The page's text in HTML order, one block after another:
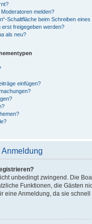
melden?
Schaltfläche beim Schreiben
freigegeben werden?
als neu?
einfügen?
unbedingt zwingend. Die
Funktionen, die Gästen
eine Anmeldung, da sie